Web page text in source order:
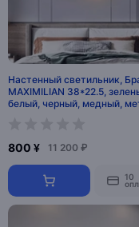
Настенный светильник,
MAXIMILIAN 38*22.5,
белый, черный, медный,
800 ¥ 11 200 ₽
10